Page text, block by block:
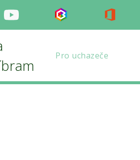
Youtube
Pro uchazeče